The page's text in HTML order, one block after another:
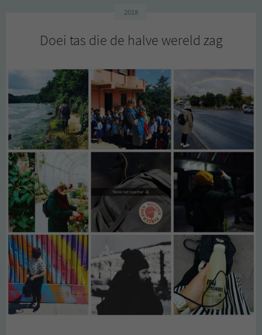
2018
Doei tas die de halve wereld zag